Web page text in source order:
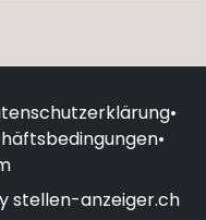
•
•
stellen-anzeiger.ch